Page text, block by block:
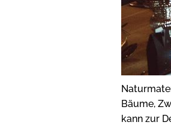
Bäume,
kann zur